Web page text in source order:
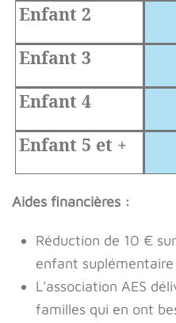
Enfant 2
Enfant 3
Enfant 4
Enfant 5 et +
Aides financières :
Réduction de 10 €
enfant suplémentaire
L'association AES
familles qui en ont